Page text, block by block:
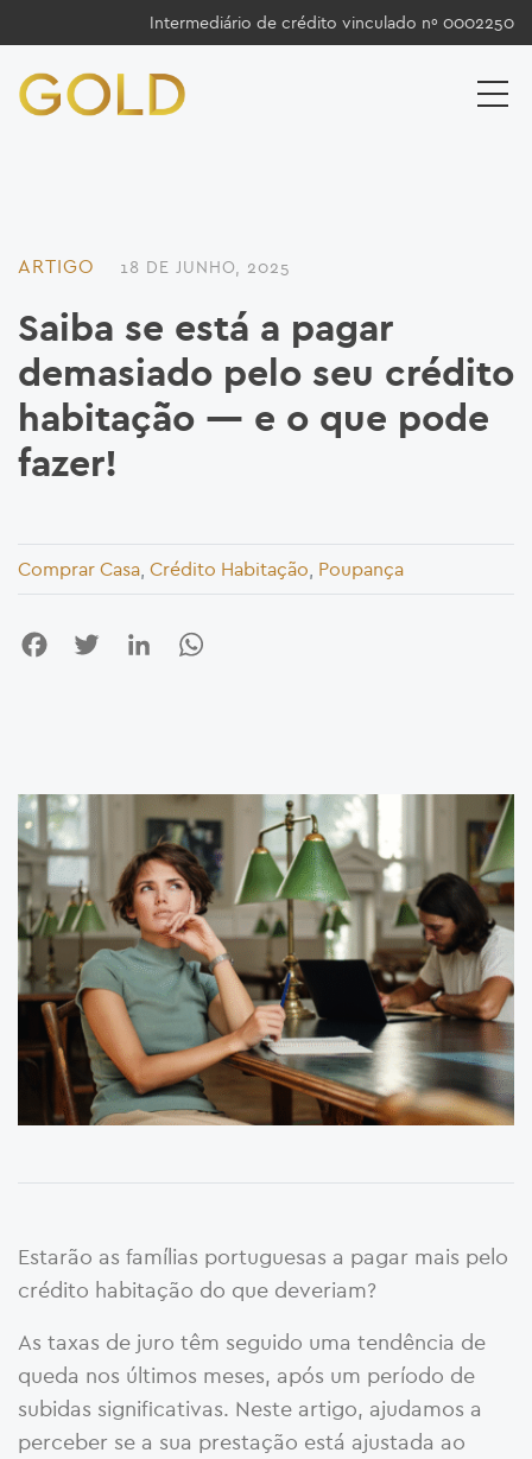
Intermediário de crédito vinculado nº 0002250
ARTIGO 18 DE JUNHO, 2025
Saiba se está a pagar
demasiado pelo seu crédito
habitação — e o que pode
fazer!
Comprar Casa, Crédito Habitação, Poupança
FacebookTwitter LinkedIn
Estarão as famílias portuguesas a pagar mais pelo
crédito habitação do que deveriam?
As taxas de juro têm seguido uma tendência de
queda nos últimos meses, após um período de
subidas significativas. Neste artigo, ajudamos a
perceber se a sua prestação está ajustada ao